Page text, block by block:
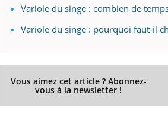
Variole du singe : combien de
Variole du singe : pourquoi faut-il
Vous aimez cet article ? Abonnez-
vous à la newsletter !